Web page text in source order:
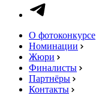
О фотоконкурсе
Номинации
Жюри
Финалисты
Партнёры
Контакты